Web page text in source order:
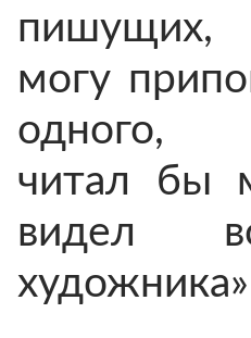
могу
одного,
читал бы
видел